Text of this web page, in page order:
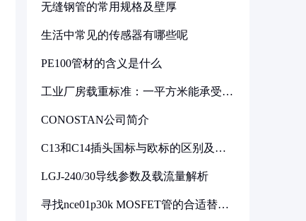
无缝钢管的常用规格及壁厚
生活中常见的传感器有哪些呢
PE100管材的含义是什么
工业厂房载重标准：一平方米能承受多
CONOSTAN公司简介
C13和C14插头国标与欧标的区别及其
LGJ-240/30导线参数及载流量解析
寻找nce01p30k MOSFET管的合适替代